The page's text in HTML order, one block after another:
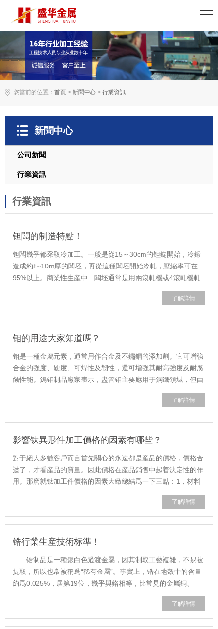
您當前的位置： 首頁 > 新聞中心 > 行業資訊
新聞中心
公司新聞
行業資訊
行業資訊
钽闆的制造特點！
钽闆幾乎都采取冷加工。一般是從15～30cm的钽錠開始，冷鍛
造成約8~10m厚的闆坯，再從這種闆坯開始冷軋，壓縮率可在
95%以上。商業性生産中，闆坯通常是用兩滾軋機或4滾軋機軋
了解詳情
钼的用途大家知道嗎？
钼是一種金屬元素，通常用作合金及不鏽鋼的添加劑。它可增強
合金的強度、硬度、可焊性及韌性，還可增強其耐高強度及耐腐
蝕性能。鎢钼制品廠家表示，盡管钼主要應用于鋼鐵領域，但由
了解詳情
影響钛異形件加工價格的因素有哪些？
對于絕大多數客戶而言首先關心的永遠都是産品的價格，價格合
适了，才看産品的質量。因此價格在産品銷售中起着決定性的作
用。那麽就钛加工件價格的因素大緻總結爲一下三點：1，材料
了解詳情
锆行業生産技術标準！
锆制品是一種銀白色過渡金屬，因其制取工藝複雜，不易被
提取，所以也常被稱爲“稀有金屬”。事實上，锆在地殼中的含量
約爲0.025%，居第19位，幾乎與鉻相等，比常見的金屬銅、
了解詳情